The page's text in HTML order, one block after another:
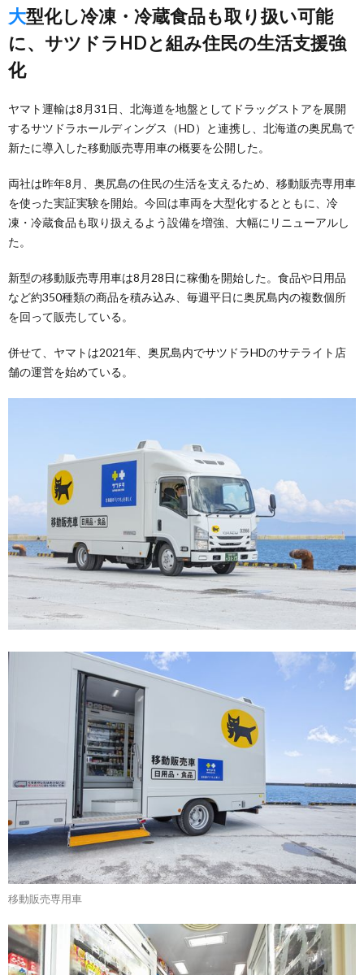
大型化し冷凍・冷蔵食品も取り扱い可能
に、サツドラHDと組み住民の生活支援強
化
ヤマト運輸は8月31日、北海道を地盤としてドラッグストアを展開
するサツドラホールディングス（HD）と連携し、北海道の奥尻島で
新たに導入した移動販売専用車の概要を公開した。
両社は昨年8月、奥尻島の住民の生活を支えるため、移動販売専用車
を使った実証実験を開始。今回は車両を大型化するとともに、冷
凍・冷蔵食品も取り扱えるよう設備を増強、大幅にリニューアルし
た。
新型の移動販売専用車は8月28日に稼働を開始した。食品や日用品
など約350種類の商品を積み込み、毎週平日に奥尻島内の複数個所
を回って販売している。
併せて、ヤマトは2021年、奥尻島内でサツドラHDのサテライト店
舗の運営を始めている。
移動販売専用車